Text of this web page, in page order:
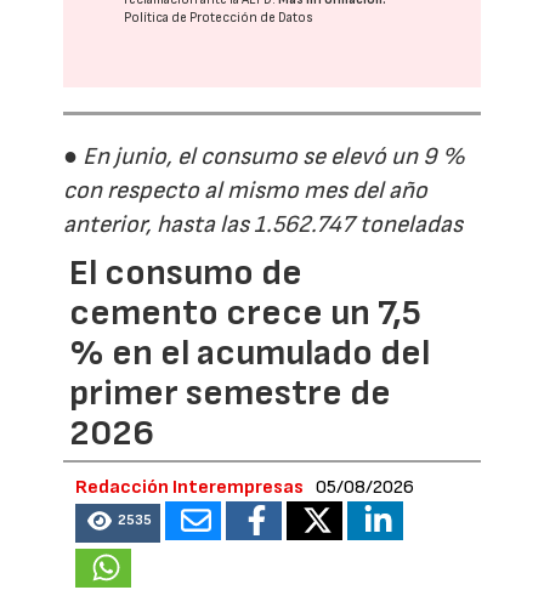
Política de Protección de Datos
● En junio, el consumo se elevó un 9 %
con respecto al mismo mes del año
anterior, hasta las 1.562.747 toneladas
El consumo de
cemento crece un 7,5
% en el acumulado del
primer semestre de
2026
Redacción Interempresas 05/08/2026
2535